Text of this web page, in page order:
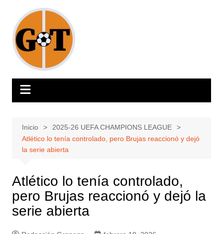
contenido
Inicio
2025-26 UEFA CHAMPIONS LEAGUE
Atlético lo tenía controlado, pero Brujas reaccionó y dejó
la serie abierta
Atlético lo tenía controlado,
pero Brujas reaccionó y dejó la
serie abierta